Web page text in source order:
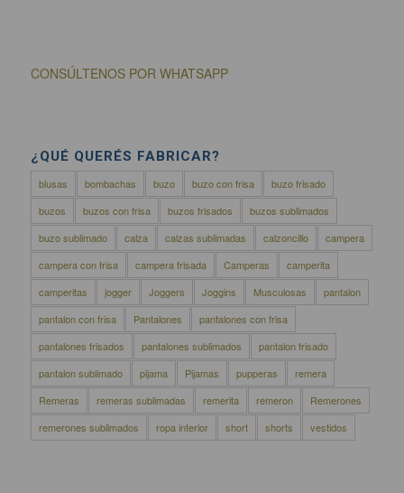
CONSÚLTENOS POR WHATSAPP
¿QUÉ QUERÉS FABRICAR?
blusas bombachas buzo buzo con frisa
buzo frisado
buzos
buzos con frisa buzos frisados
buzos sublimados
buzo sublimado
calza calzas sublimadas calzoncillo
campera
campera con frisa
campera frisada Camperas
camperita
camperitas
jogger Joggers Joggins Musculosas
pantalon
pantalon con frisa
Pantalones
pantalones con frisa
pantalones frisados
pantalones sublimados
pantalon frisado
pantalon sublimado
pijama Pijamas pupperas
remera
Remeras
remeras sublimadas remerita remeron
Remerones
remerones sublimados
ropa interior short shorts vestidos